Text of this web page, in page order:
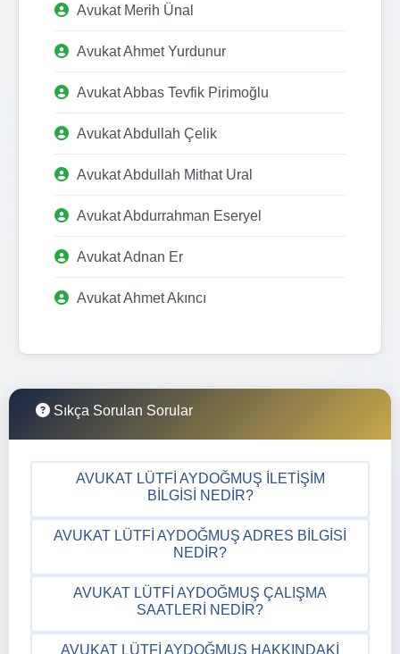
Avukat Merih Ünal
Avukat Ahmet Yurdunur
Avukat Abbas Tevfik Pirimoğlu
Avukat Abdullah Çelik
Avukat Abdullah Mithat Ural
Avukat Abdurrahman Eseryel
Avukat Adnan Er
Avukat Ahmet Akıncı
Sıkça Sorulan Sorular
AVUKAT LÜTFI AYDOĞMUŞ İLETIŞIM
BILGISI NEDIR?
AVUKAT LÜTFI AYDOĞMUŞ ADRES BILGISI
NEDIR?
AVUKAT LÜTFI AYDOĞMUŞ ÇALIŞMA
SAATLERI NEDIR?
AVUKAT LÜTFI AYDOĞMUŞ HAKKINDAKI